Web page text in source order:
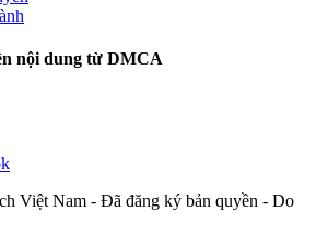
nội dung từ DMCA
Việt Nam - Đã đăng ký bản quyền - Do